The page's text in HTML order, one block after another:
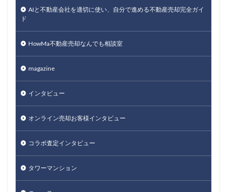
AIと不動産会社を適切に使い、自分で進める不動産売却完全ガイ
ド
HowMa不動産売却なんでも相談室
magazine
インタビュー
オンライン売却お客様インタビュー
コラボ査定インタビュー
タワーマンション